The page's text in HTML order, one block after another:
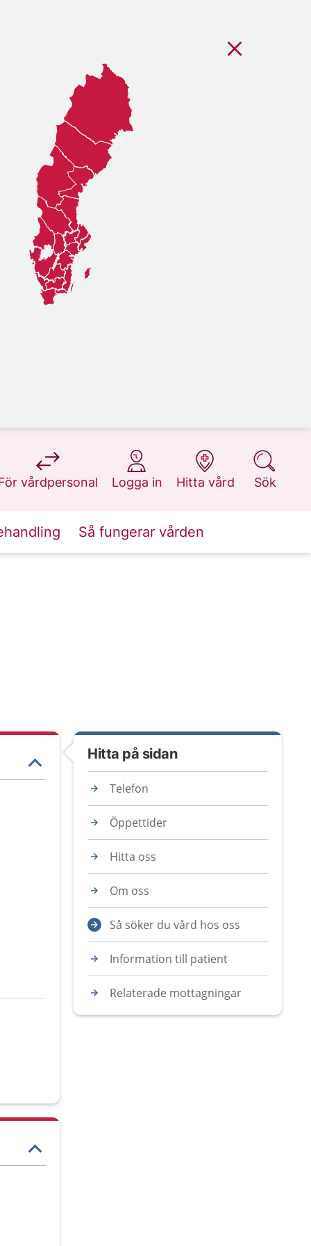
vårdpersonal
på 1177.se
Logga in
på 1177.se
Hitta vård
på 1177.se
Sök
på 1177.se
Så fungerar vården
Hitta på sidan
Telefon
Öppettider
Hitta oss
Om oss
Så söker du vård hos oss
Information till patient
Relaterade mottagningar